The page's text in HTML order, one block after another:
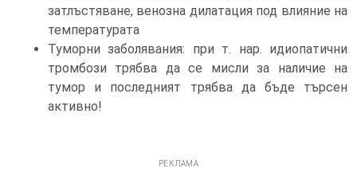
затлъстяване, венозна дилатация под влияние на
температурата
Туморни заболявания: при т. нар. идиопатични
тромбози трябва да се мисли за наличие на
тумор и последният трябва да бъде търсен
активно!
РЕКЛАМА